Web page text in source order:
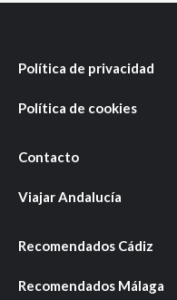
Política de privacidad
Política de cookies
Contacto
Viajar Andalucía
Recomendados Cádiz
Recomendados Málaga